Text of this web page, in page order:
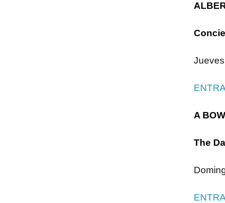
A
The